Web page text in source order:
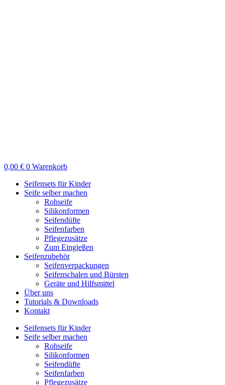
0,00 € 0 Warenkorb
Seifensets für Kinder
Seife selber machen
Rohseife
Silikonformen
Seifendüfte
Seifenfarben
Pflegezusätze
Zum Eingießen
Seifenzubehör
Seifenverpackungen
Seifenschalen und Bürsten
Geräte und Hilfsmittel
Über uns
Tutorials & Downloads
Kontakt
Seifensets für Kinder
Seife selber machen
Rohseife
Silikonformen
Seifendüfte
Seifenfarben
Pflegezusätze